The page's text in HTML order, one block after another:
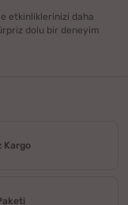
etkinliklerinizi daha
dolu bir deneyim
Kargo